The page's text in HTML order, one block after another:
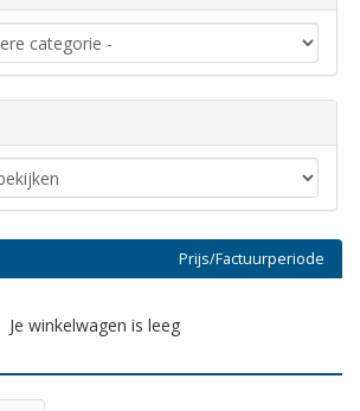
Prijs/Factuurperiode
Je winkelwagen is leeg